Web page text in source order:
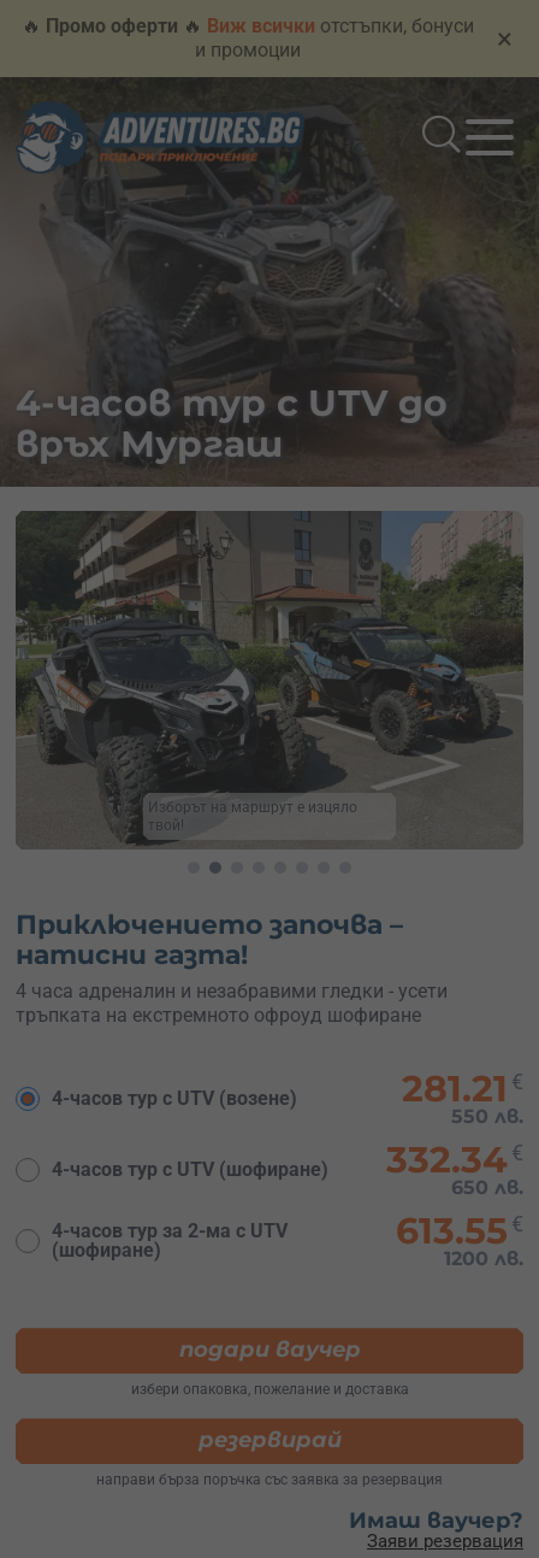
🔥 Промо оферти 🔥 Виж всички отстъпки, бонуси
и промоции
×
4-часов тур с UTV до
връх Мургаш
Приключението започва –
натисни газта!
4 часа адреналин и незабравими гледки - усети
тръпката на екстремното офроуд шофиране
4-часов тур с UTV (возене) 281.21 €
550 лв.
4-часов тур с UTV (шофиране) 332.34€
650 лв.
4-часов тур за 2-ма с UTV
(шофиране)
613.55 €
1200 лв.
подари ваучер
избери опаковка, пожелание и доставка
резервирай
направи бърза поръчка със заявка за резервация
Имаш ваучер?
Заяви резервация